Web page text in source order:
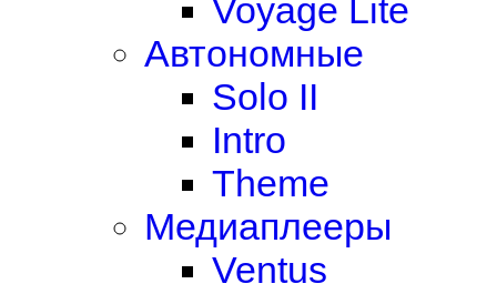
Voyage Lite
Автономные
Solo II
Intro
Theme
Медиаплееры
Ventus